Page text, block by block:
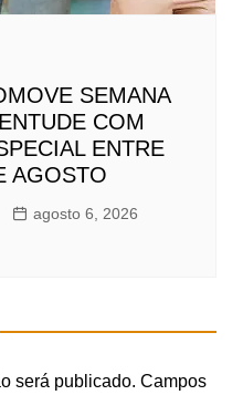
SEMANA
COM
ENTRE
AGOSTO
agosto 6, 2026
será publicado. Campos